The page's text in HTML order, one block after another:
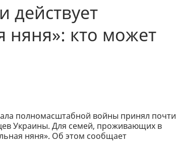
действует
кто может
полномасштабной войны принял почти
Украины. Для семей, проживающих в
няня». Об этом сообщает